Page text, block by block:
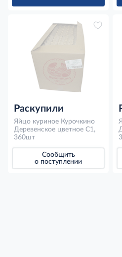
Раскупили
Яйцо куриное Курочкино
Деревенское цветное С1,
360шт
Сообщить
о поступлении